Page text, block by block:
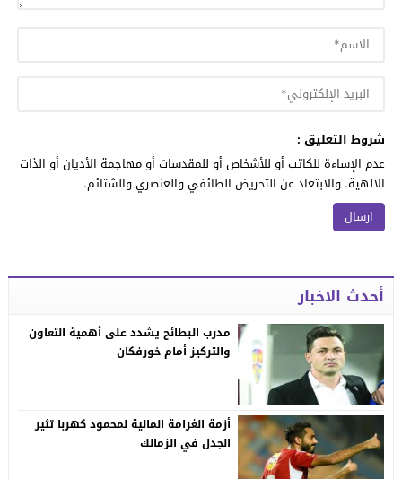
شروط التعليق :
عدم الإساءة للكاتب أو للأشخاص أو للمقدسات أو مهاجمة الأديان أو الذات
الالهية. والابتعاد عن التحريض الطائفي والعنصري والشتائم.
أحدث الاخبار
مدرب البطائح يشدد على أهمية التعاون
والتركيز أمام خورفكان
أزمة الغرامة المالية لمحمود كهربا تثير
الجدل في الزمالك